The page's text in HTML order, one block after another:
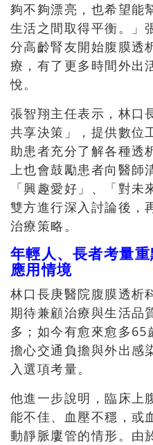
夠不夠漂亮，也希望能
生活之間取得平衡。」
分高齡腎友開始腹膜透
療，有了更多時間外出
悅。
張智翔主任表示，林口
共享決策」，提供數位
助患者充分了解各種透
上也會鼓勵患者向醫師
「興趣愛好」、「對未
雙方進行深入討論後，
治療策略。
年輕人、長者考量
應用情境
林口長庚醫院腹膜透析
期待兼顧治療與生活品
多；如今有愈來愈多65
擔心交通負擔與外出感
入選項考量。
他進一步說明，臨床上
能不佳、血壓不穩，或
動靜脈廔管的情形。由